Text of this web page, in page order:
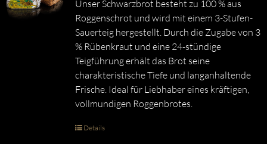
Unser Schwarzbrot besteht zu 100 % aus
Roggenschrot und wird mit einem 3-Stufen-
Sauerteig hergestellt. Durch die Zugabe von 3
% Rübenkraut und eine 24-stündige
Teigführung erhält das Brot seine
charakteristische Tiefe und langanhaltende
Frische. Ideal für Liebhaber eines kräftigen,
vollmundigen Roggenbrotes.
Details